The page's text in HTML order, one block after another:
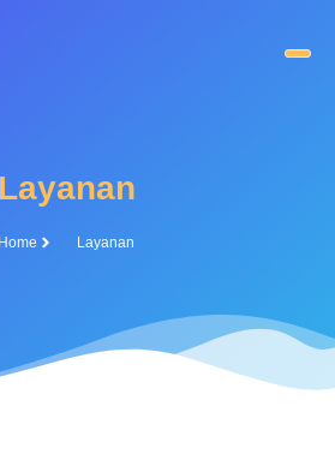
Layanan
Home Layanan